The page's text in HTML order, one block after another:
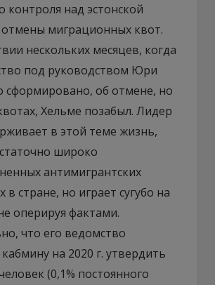
контроля над эстонской
миграционных квот.
нескольких месяцев, когда
под руководством Юри
сформировано, об отмене, но
Хельме позабыл. Лидер
в этой теме жизнь,
широко
антимигрантских
в стране, но играет сугубо на
оперируя фактами.
что его ведомство
на 2020 г. утвердить
(0,1% постоянного